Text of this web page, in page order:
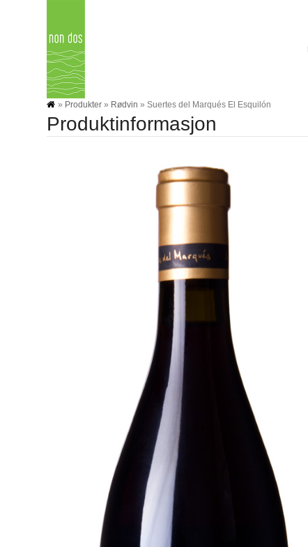
» Produkter » Rødvin »Suertes del Marqués El Esquilón
Produktinformasjon